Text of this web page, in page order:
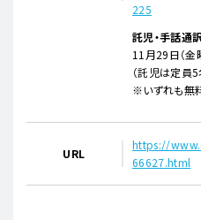
225
託児・手話通
11月29日（金
（託児は定員5
※いずれも無
URL
https://
66627.html